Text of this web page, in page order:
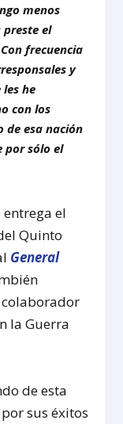
menos
preste el
frecuencia
y
he
con los
de esa nación
por sólo el
el
Quinto
General
la Guerra
de esta
sus éxitos